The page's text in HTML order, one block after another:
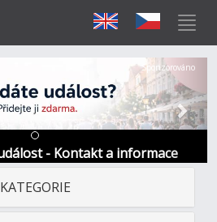
- Kontakt a informace
Další
Sponzorováno
KATEGORIE